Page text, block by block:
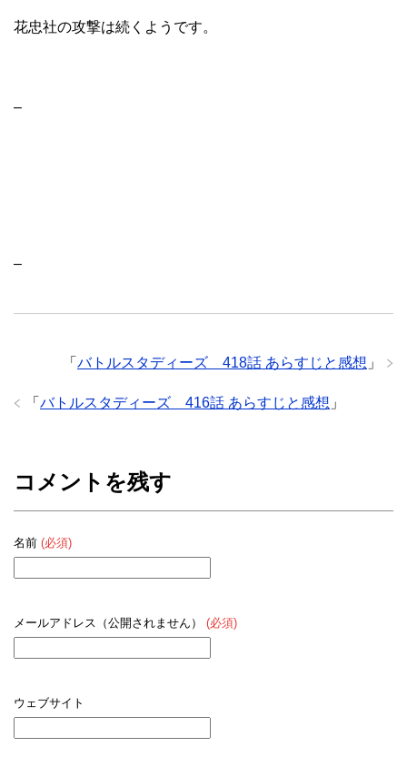
花忠社の攻撃は続くようです。
–
–
「 バトルスタディーズ 418話 あらすじと感想 」
「 バトルスタディーズ 416話 あらすじと感想 」
コメントを残す
名前 (必須)
メールアドレス（公開されません） (必須)
ウェブサイト